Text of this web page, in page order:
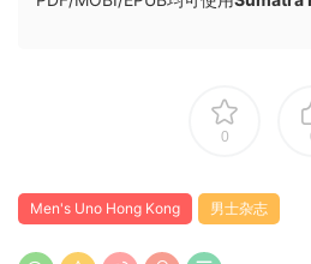
0
Men's Uno Hong Kong 男士杂志